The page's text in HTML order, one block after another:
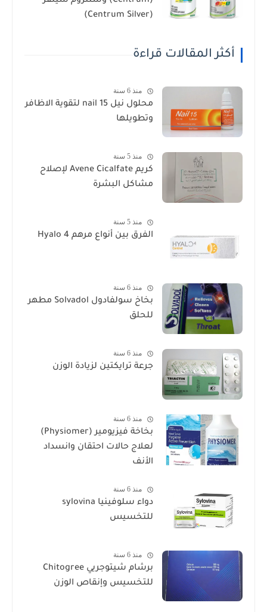
(Centrum Silver)
أكثر المقالات قراءة
منذ 6 سنة
محلول نيل nail 15 لتقوية الاظافر
وتطويلها
منذ 5 سنة
كريم Avene Cicalfate لإصلاح
مشاكل البشرة
منذ 5 سنة
الفرق بين أنواع مرهم Hyalo 4
منذ 6 سنة
بخاخ سولفادول Solvadol مطهر
للحلق
منذ 6 سنة
جرعة ترايكتين لزيادة الوزن
منذ 6 سنة
بخاخة فيزيومير (Physiomer)
لعلاج حالات احتقان وانسداد
الأنف
منذ 6 سنة
دواء سلوفينيا sylovina
للتخسيس
منذ 6 سنة
برشام شيتوجريي Chitogree
للتخسيس وإنقاص الوزن